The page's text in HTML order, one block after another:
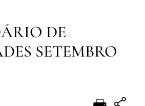
POLSKI
DE
SETEMBRO